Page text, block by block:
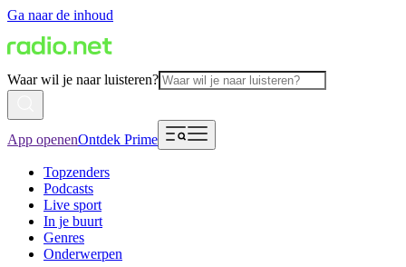
Ga naar de inhoud
Waar wil je naar luisteren?
App openenOntdek Prime
Topzenders
Podcasts
Live sport
In je buurt
Genres
Onderwerpen